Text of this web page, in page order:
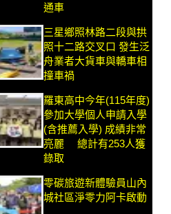
通車
三星鄉照林路二段與拱
照十二路交叉口 發生泛
舟業者大貨車與轎車相
撞車禍
羅東高中今年(115年度)
參加大學個人申請入學
(含推薦入學) 成績非常
亮麗 總計有253人獲
錄取
零碳旅遊新體驗員山內
城社區淨零力阿卡啟動